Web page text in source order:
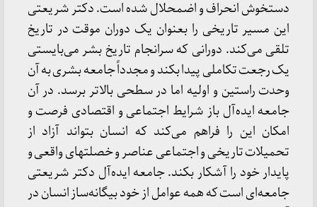
دستخوش انحراف و اضمحلال شده است. دکتر شریعتی
این مسیر تاریخی را بعنوان یک دوران موقت در تاریخ
تلقی می‌کند. دورانی که سرانجام تاریخ بشر می‌بایستی
یک رجعت تکاملی پیدا بکند و مجدداً جامعه بشری به آن
وحدت راستین و اولیه اما در سطحی بالاتر برسد. در آن
جامعه ایده‌آل باز شرایط اجتماعی و اقتصادی فرصت و
امکان این را فراهم می‌کند که انسان بتواند آزاد از
تحمیلات تاریخی و اجتماعی عناصر و خصلتهای واقعی و
پایدار خود را آشکار بکند. جامعه ایده‌آل دکتر شریعتی
جامعه‌ای است که همه عوامل از خود بیگانه‌ساز انسان در